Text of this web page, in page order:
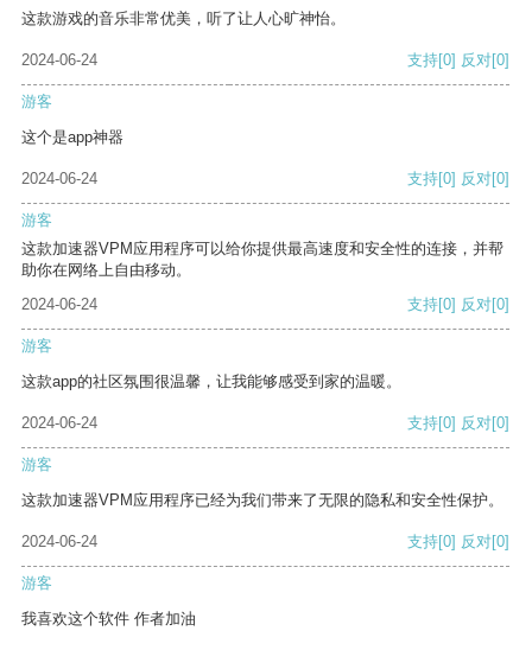
这款游戏的音乐非常优美，听了让人心旷神怡。
2024-06-24 支持[0] 反对[0]
游客
这个是app神器
2024-06-24 支持[0] 反对[0]
游客
这款加速器VPM应用程序可以给你提供最高速度和安全性的连接，并帮
助你在网络上自由移动。
2024-06-24
支持[0] 反对[0]
游客
这款app的社区氛围很温馨，让我能够感受到家的温暖。
2024-06-24 支持[0] 反对[0]
游客
这款加速器VPM应用程序已经为我们带来了无限的隐私和安全性保护。
2024-06-24 支持[0] 反对[0]
游客
我喜欢这个软件 作者加油